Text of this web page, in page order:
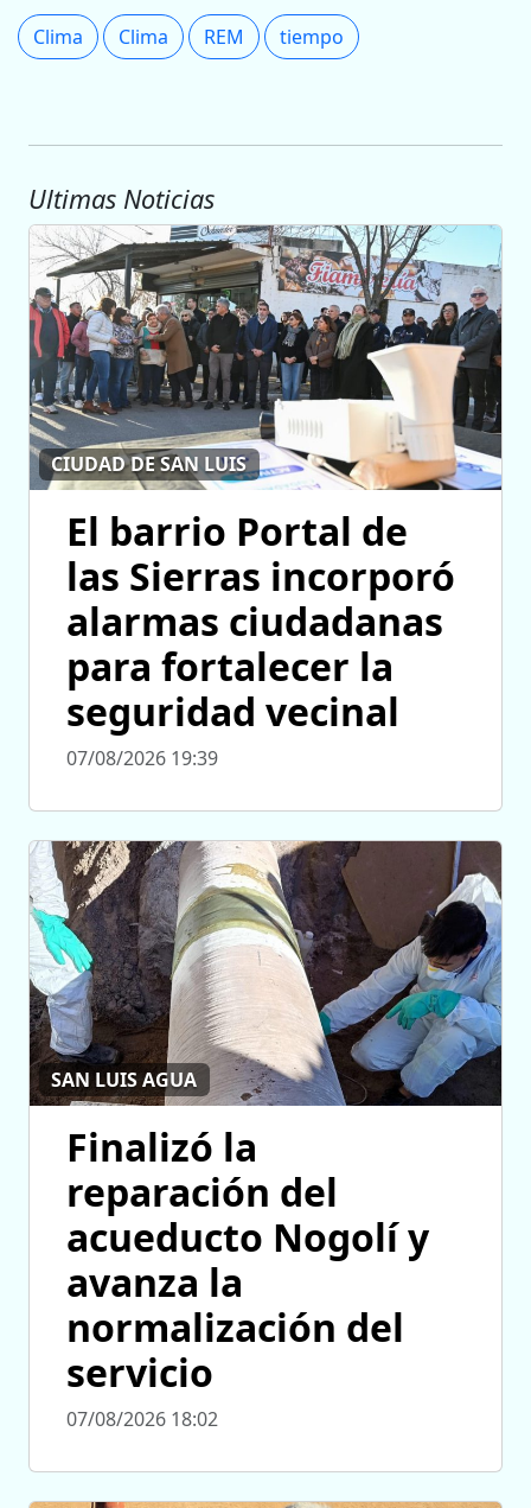
Clima Clima REM tiempo
Ultimas Noticias
CIUDAD DE SAN LUIS
El barrio Portal de
las Sierras incorporó
alarmas ciudadanas
para fortalecer la
seguridad vecinal
07/08/2026 19:39
SAN LUIS AGUA
Finalizó la
reparación del
acueducto Nogolí y
avanza la
normalización del
servicio
07/08/2026 18:02